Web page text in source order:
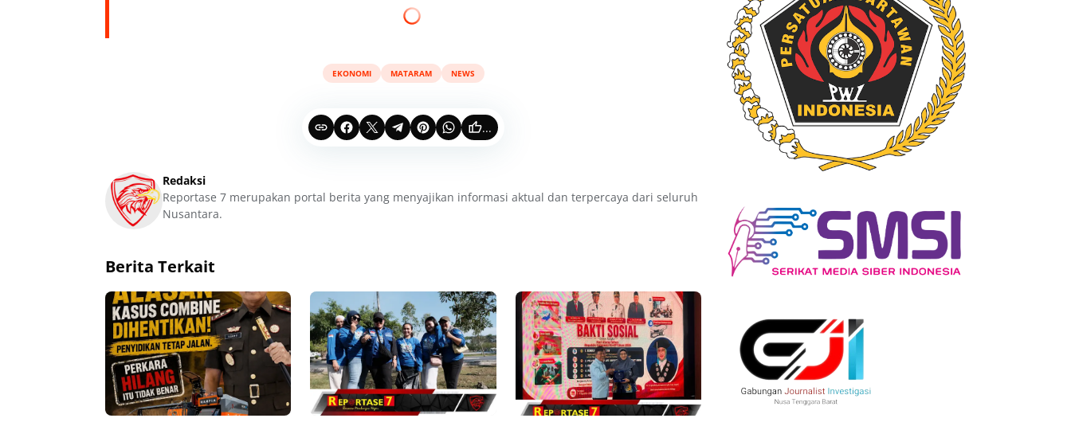
EKONOMI MATARAM NEWS
...
Redaksi
Reportase 7 merupakan portal berita yang menyajikan informasi aktual dan terpercaya dari seluruh
Nusantara.
Berita Terkait